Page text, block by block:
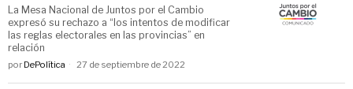
La Mesa Nacional de Juntos por el Cambio
expresó su rechazo a “los intentos de modificar
las reglas electorales en las provincias” en
relación
por DePolítica 27 de septiembre de 2022